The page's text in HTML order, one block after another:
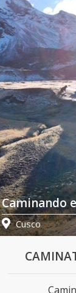
Caminando
Cusco